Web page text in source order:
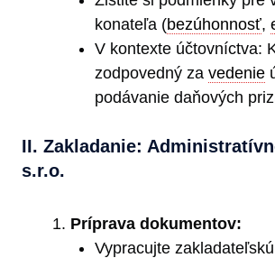
konateľa (bezúhonnosť,
V kontexte účtovníctva:
zodpovedný za vedenie
podávanie daňových
II. Zakladanie:
s.r.o.
Príprava dokumentov:
Vypracujte